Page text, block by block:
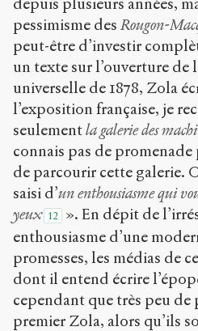
pessimisme des Rougon-
peut-être d’investir
un texte sur l’ouverture de
universelle de 1878, Zola
l’exposition française, je
seulementla galerie des
connais pas de promenade
de parcourir cette galerie.
saisi d’un enthousiasme qui
yeux 12
». En dépit de
enthousiasme d’une
promesses, les médias de
dont il entend écrire
cependant que très peu de
premier Zola, alors qu’ils